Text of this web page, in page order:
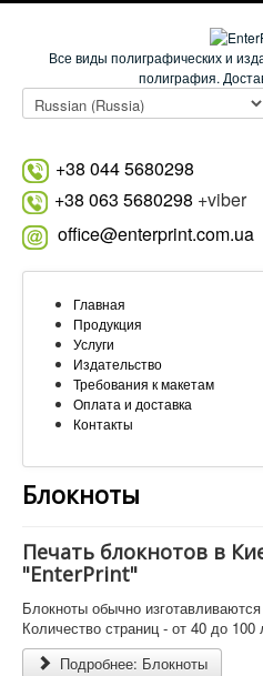
Все виды полиграфических и
полиграфия.
+38 044 5680298
+38 063 5680298 +viber
office@enterprint.com.ua
Главная
Продукция
Услуги
Издательство
Требования к макетам
Оплата и доставка
Контакты
Блокноты
Печать блокнотов в
"EnterPrint"
Блокноты обычно
Количество страниц - от 40 до 100
Подробнее: Блокноты